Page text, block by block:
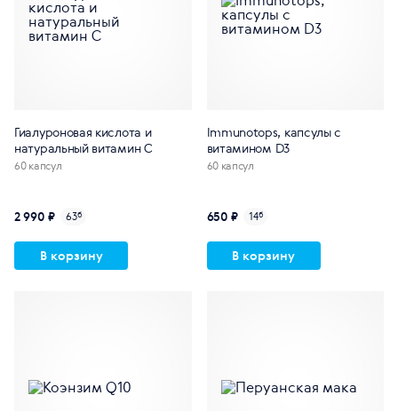
Гиалуроновая кислота и
натуральный витамин С
60 капсул
2 990 ₽ 63б
В корзину
Immunotops, капсулы с
витамином D3
60 капсул
650 ₽ 14б
В корзину